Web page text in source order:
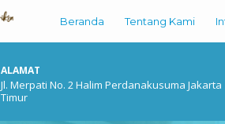
Beranda Tentang Kami
ALAMAT
Jl. Merpati No. 2 Halim Perdanakusuma Jakarta
Timur